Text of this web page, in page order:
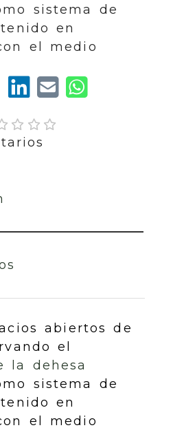
sistema de
en
el medio
abiertos de
el
la dehesa
sistema de
en
el medio